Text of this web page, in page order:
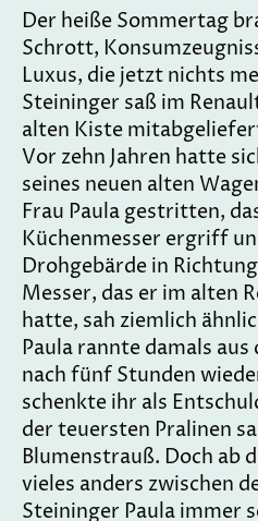
Der heiße Sommertag
Schrott,
Luxus, die jetzt nichts
Steininger saß im
alten Kiste
Vor zehn Jahren hatte
seines neuen alten
Frau Paula gestritten,
Küchenmesser ergriff
Drohgebärde in
Messer, das er im alten
hatte, sah ziemlich
Paula rannte damals
nach fünf Stunden
schenkte ihr als
der teuersten Pralinen
Blumenstrauß. Doch ab
vieles anders zwischen
Steininger Paula immer